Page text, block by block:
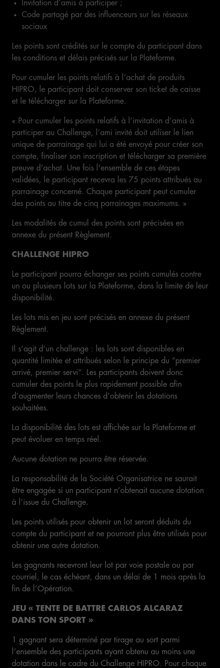
Invitation d’amis à participer ;
Code partagé par des influenceurs sur les réseaux
sociaux
Les points sont crédités sur le compte du participant dans
les conditions et délais précisés sur la Plateforme.
Pour cumuler les points relatifs à l’achat de produits
HIPRO, le participant doit conserver son ticket de caisse
et le télécharger sur la Plateforme.
« Pour cumuler les points relatifs à l’invitation d’amis à
participer au Challenge, l’ami invité doit utiliser le lien
unique de parrainage qui lui a été envoyé pour créer son
compte, finaliser son inscription et télécharger sa première
preuve d’achat. Une fois l'ensemble de ces étapes
validées, le participant recevra les 75 points attribués au
parrainage concerné. Chaque participant peut cumuler
des points au titre de cinq parrainages maximums. »
Les modalités de cumul des points sont précisées en
annexe du présent Règlement.
CHALLENGE HIPRO
Le participant pourra échanger ses points cumulés contre
un ou plusieurs lots sur la Plateforme, dans la limite de leur
disponibilité.
Les lots mis en jeu sont précisés en annexe du présent
Règlement.
Il s’agit d’un challenge : les lots sont disponibles en
quantité limitée et attribués selon le principe du “premier
arrivé, premier servi”. Les participants doivent donc
cumuler des points le plus rapidement possible afin
d’augmenter leurs chances d’obtenir les dotations
souhaitées.
La disponibilité des lots est affichée sur la Plateforme et
peut évoluer en temps réel.
Aucune dotation ne pourra être réservée.
La responsabilité de la Société Organisatrice ne saurait
être engagée si un participant n’obtenait aucune dotation
à l’issue du Challenge.
Les points utilisés pour obtenir un lot seront déduits du
compte du participant et ne pourront plus être utilisés pour
obtenir une autre dotation.
Les gagnants recevront leur lot par voie postale ou par
courriel, le cas échéant, dans un délai de 1 mois après la
fin de l’Opération.
JEU « TENTE DE BATTRE CARLOS ALCARAZ
DANS TON SPORT »
1 gagnant sera déterminé par tirage au sort parmi
l’ensemble des participants ayant obtenu au moins une
dotation dans le cadre du Challenge HIPRO. Pour chaque